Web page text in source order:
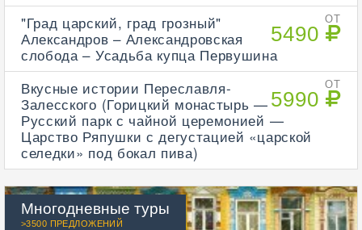
ОТ
5490
"Град царский, град грозный"
Александров – Александровская
слобода – Усадьба купца Первушина
ОТ
5990
Вкусные истории Переславля-
Залесского (Горицкий монастырь —
Русский парк с чайной церемонией —
Царство Ряпушки с дегустацией «царской
селедки» под бокал пива)
Многодневные туры
>3500 ПРЕДЛОЖЕНИЙ